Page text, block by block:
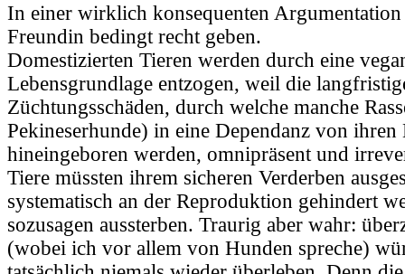
In einer wirklich konsequenten Argumentation
Freundin bedingt recht geben.
Domestizierten Tieren werden durch eine
Lebensgrundlage entzogen, weil die
Züchtungsschäden, durch welche manche
Pekineserhunde) in eine Dependanz von ihren
hineingeboren werden, omnipräsent und
Tiere müssten ihrem sicheren Verderben
systematisch an der Reproduktion gehindert
sozusagen aussterben. Traurig aber wahr:
(wobei ich vor allem von Hunden spreche)